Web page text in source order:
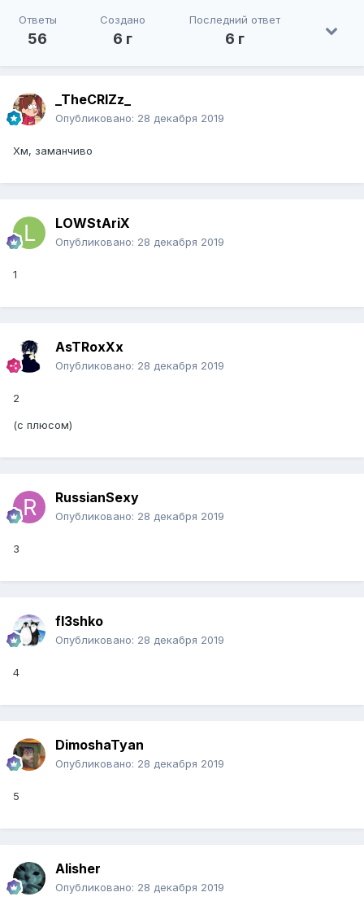
Ответы
56
Создано
6 г
Последний ответ
6 г
_TheCRIZz_
Опубликовано: 28 декабря 2019
Хм, заманчиво
LOWStAriX
Опубликовано: 28 декабря 2019
1
AsTRoxXx
Опубликовано: 28 декабря 2019
2
(с плюсом)
RussianSexy
Опубликовано: 28 декабря 2019
3
fl3shko
Опубликовано: 28 декабря 2019
4
DimoshaTyan
Опубликовано: 28 декабря 2019
5
Alisher
Опубликовано: 28 декабря 2019